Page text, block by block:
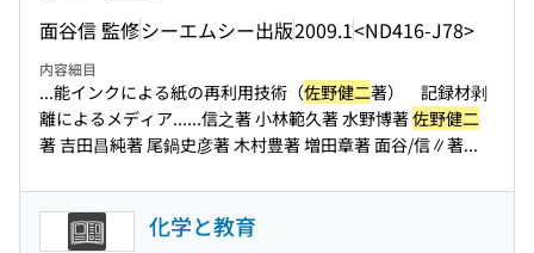
面谷信 監修シーエムシー出版2009.1<ND416-J78>
内容細目
...能インクによる紙の再利用技術（佐野健二著） 記録材剥
離によるメディア......信之著 小林範久著 水野博著佐野健二
著 吉田昌純著 尾鍋史彦著 木村豊著 増田章著 面谷/信∥著...
化学と教育